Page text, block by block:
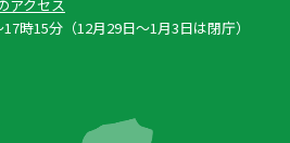
アクセス
時15分（12月29日〜1月3日は閉庁）